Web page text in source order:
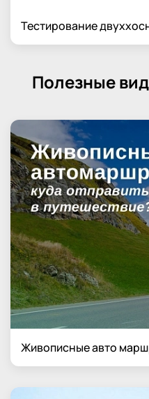
Тестирование
Полезные
Живописные авто